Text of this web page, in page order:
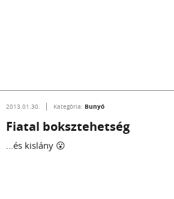
2013.01.30. Kategória: Bunyó
Fiatal boksztehetség
...és kislány 😮